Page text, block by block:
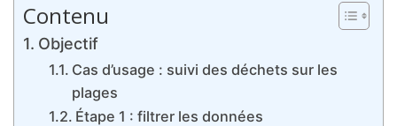
Contenu
Objectif
Cas d’usage : suivi des déchets sur les
plages
Étape 1 : filtrer les données